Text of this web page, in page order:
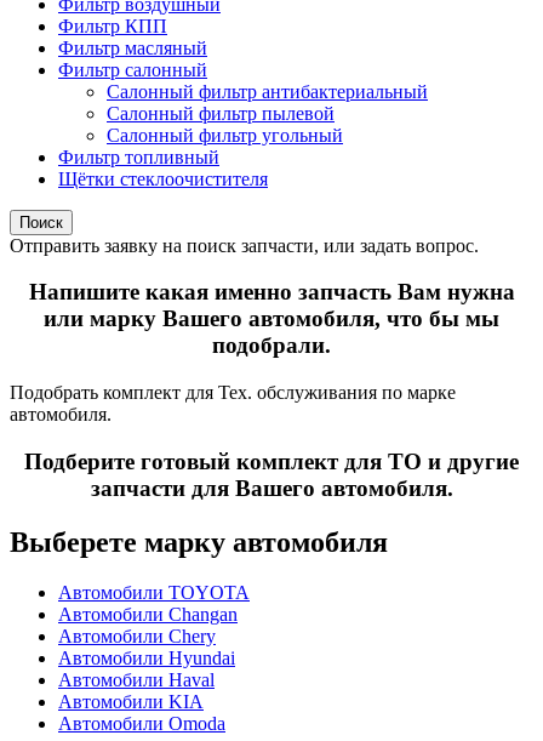
Фильтр КПП
Фильтр масляный
Фильтр салонный
Салонный фильтр антибактериальный
Салонный фильтр пылевой
Салонный фильтр угольный
Фильтр топливный
Щётки стеклоочистителя
Поиск
Отправить заявку на поиск запчасти, или задать вопрос.
Напишите какая именно запчасть Вам нужна
или марку Вашего автомобиля, что бы мы
подобрали.
Подобрать комплект для Тех. обслуживания по марке
автомобиля.
Подберите готовый комплект для ТО и другие
запчасти для Вашего автомобиля.
Выберете марку автомобиля
Автомобили TOYOTA
Автомобили Changan
Автомобили Chery
Автомобили Hyundai
Автомобили Haval
Автомобили KIA
Автомобили Omoda